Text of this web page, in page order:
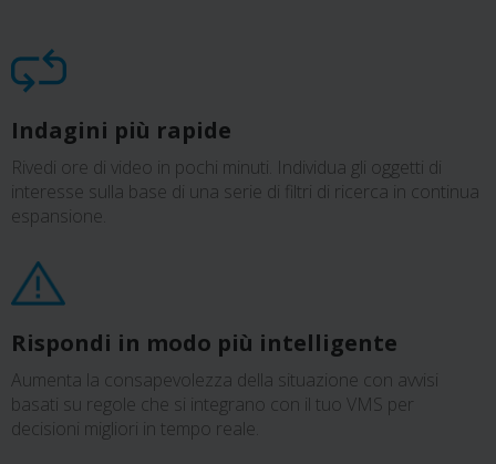
Indagini più rapide
Rivedi ore di video in pochi minuti. Individua gli oggetti di
interesse sulla base di una serie di filtri di ricerca in continua
espansione.
Rispondi in modo più intelligente
Aumenta la consapevolezza della situazione con avvisi
basati su regole che si integrano con il tuo VMS per
decisioni migliori in tempo reale.